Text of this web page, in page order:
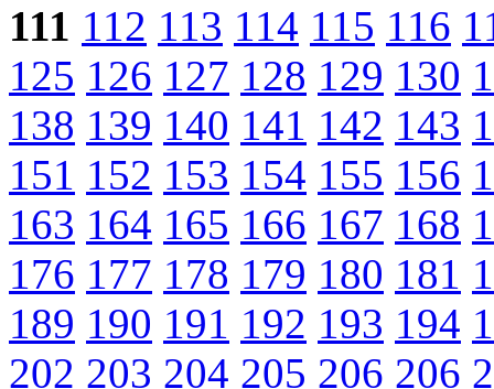
111 112 113 114 115 116
125 126 127 128 129 130
138 139 140 141 142 143
151 152 153 154 155 156
163 164 165 166 167 168
176 177 178 179 180 181
189 190 191 192 193 194
202 203 204 205 206 206